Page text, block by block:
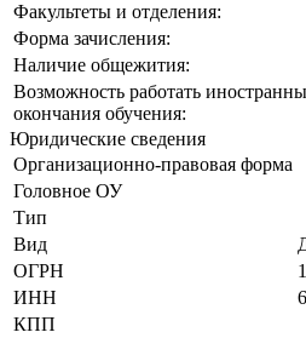
Факультеты и отделения:
Форма зачисления:
Наличие общежития:
Возможность работать
окончания обучения:
Юридические сведения
Организационно-правовая форма
Головное ОУ
Тип
Вид
ОГРН
ИНН
КПП